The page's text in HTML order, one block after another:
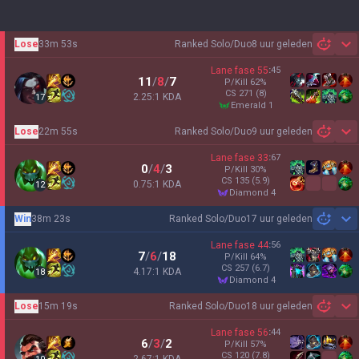
Ranked Solo/Duo8 uur geleden
Lose33m 53s
17
11/8/7
2.25:1 KDA
Lane fase 55:45
P/Kill 62%
CS 271 (8)
emerald 1
Ranked Solo/Duo9 uur geleden
Lose22m 55s
12
0/4/3
0.75:1 KDA
Lane fase 33:67
P/Kill 30%
CS 135 (5.9)
diamond 4
Ranked Solo/Duo17 uur geleden
Win38m 23s
18
7/6/18
4.17:1 KDA
Lane fase 44:56
P/Kill 64%
CS 257 (6.7)
diamond 4
Ranked Solo/Duo18 uur geleden
Lose15m 19s
6/3/2
Lane fase 56:44
P/Kill 57%
CS 120 (7.8)